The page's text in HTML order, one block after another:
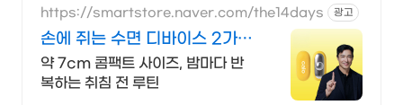
https://smartstore.naver.com/the14days 광고
손에 쥐는 수면 디바이스 2가지
모드 5단계
약 7cm 콤팩트 사이즈, 밤마다 반
복하는 취침 전 루틴